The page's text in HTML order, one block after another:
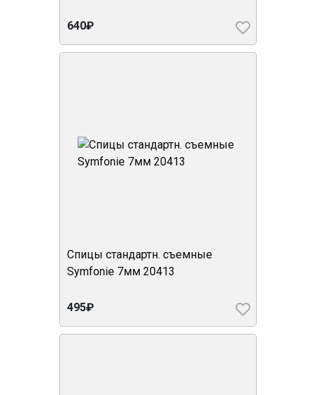
640₽
Спицы стандартн. съемные
Symfonie 7мм 20413
495₽